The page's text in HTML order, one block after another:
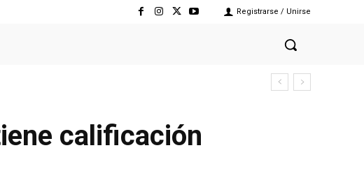
Registrarse / Unirse
calificación